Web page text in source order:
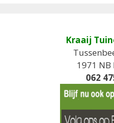
Kraaij
1971 NB
062